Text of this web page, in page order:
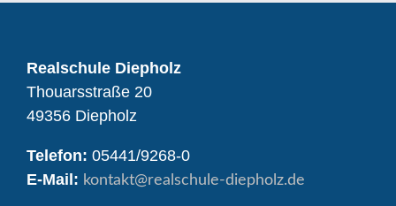
Realschule Diepholz
Thouarsstraße 20
49356 Diepholz
Telefon: 05441/9268-0
E-Mail: kontakt@realschule-diepholz.de